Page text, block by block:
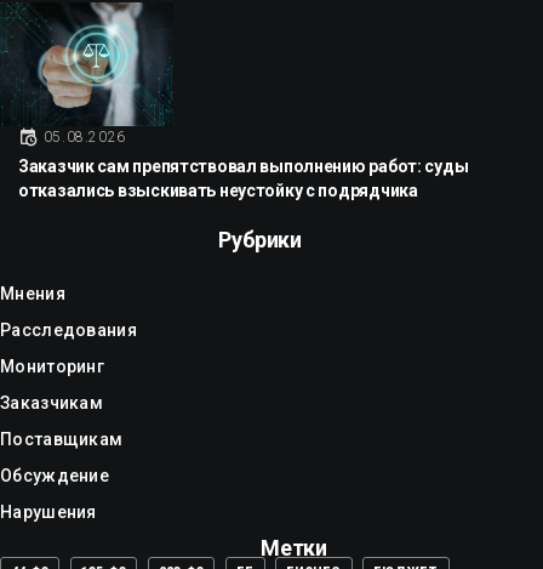
05.08.2026
Заказчик сам препятствовал выполнению работ: суды
отказались взыскивать неустойку с подрядчика
Рубрики
Мнения
Расследования
Мониторинг
Заказчикам
Поставщикам
Обсуждение
Нарушения
Метки